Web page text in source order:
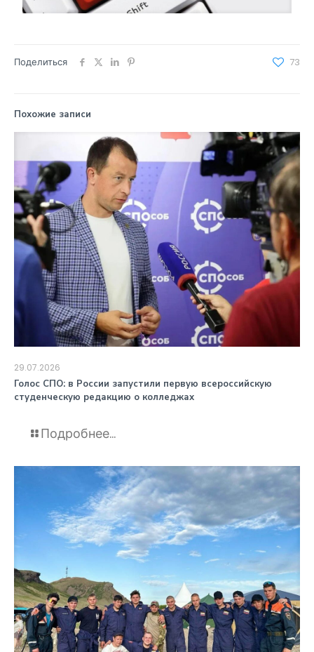
Поделиться 73
Похожие записи
29.07.2026
️Голос СПО: в России запустили первую всероссийскую
студенческую редакцию о колледжах
Подробнее...